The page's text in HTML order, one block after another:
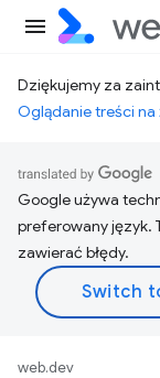
Dziękujemy za
Oglądanie treści na
Google używa
preferowany język.
zawierać błędy.
web.dev